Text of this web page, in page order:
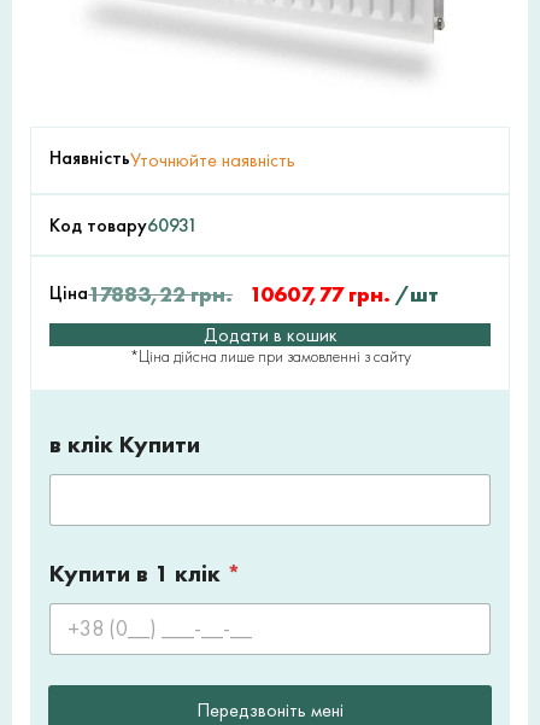
НаявністьУточнюйте наявність
Код товару60931
Ціна17883,22грн. 10607,77грн. /шт
Додати в кошик
*Ціна дійсна лише при замовленні з сайту
в клік Купити
Купити в 1 клік *
Передзвоніть мені